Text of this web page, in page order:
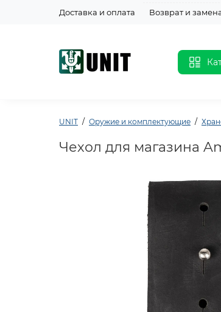
Доставка и оплата Возврат и
UNIT Оружие и комплектующие
Чехол для магазина